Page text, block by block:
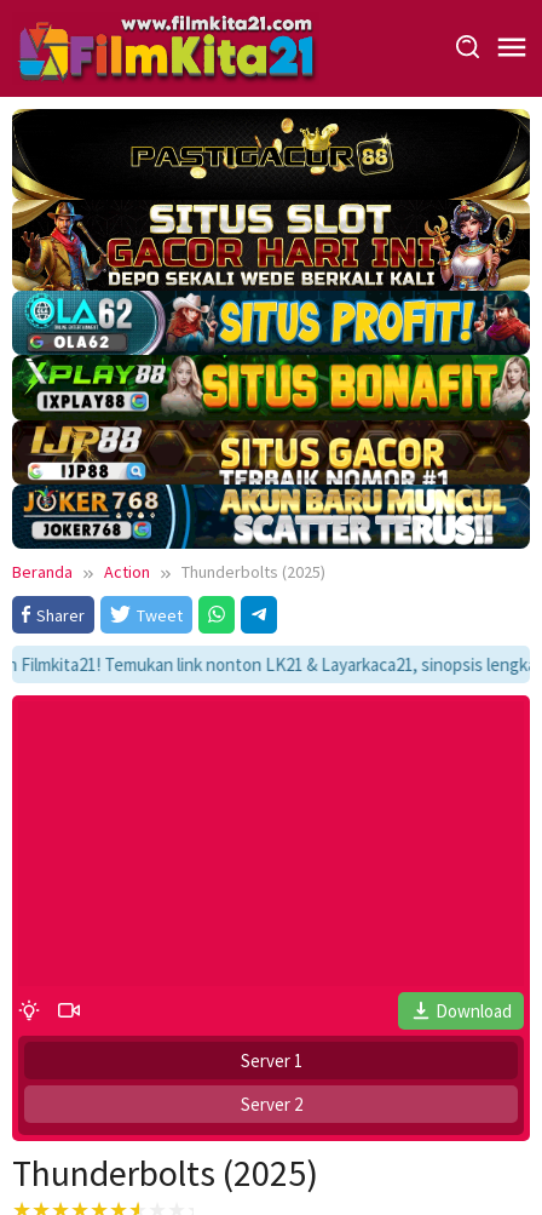
konten
Beranda Action
Thunderbolts (2025)
Sharer
Tweet
Temukan link nonton LK21 & Layarkaca21, sinopsis
Download
Server 1
Server 2
Thunderbolts (2025)